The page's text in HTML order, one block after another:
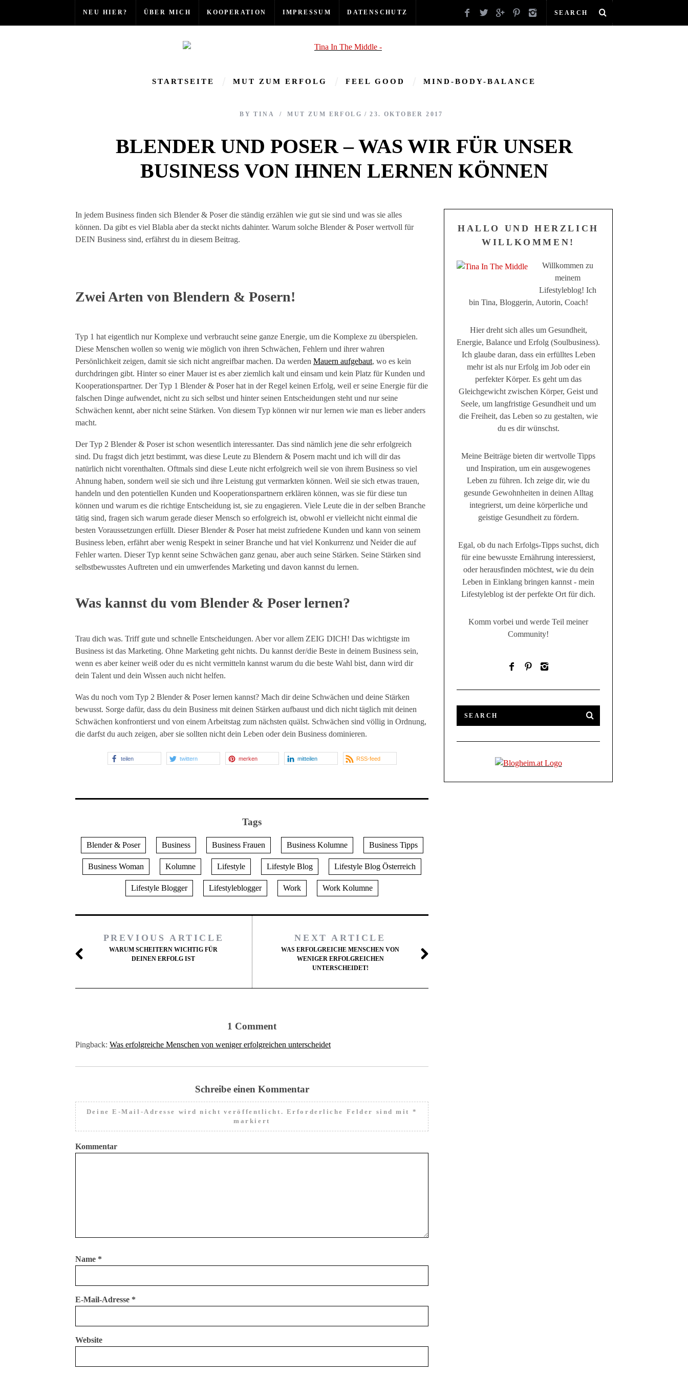
NEU HIER? ÜBER MICH KOOPERATION IMPRESSUM DATENSCHUTZ
STARTSEITE MUT ZUM ERFOLG FEEL GOOD MIND-BODY-BALANCE
BY TINA MUT ZUM ERFOLG 23. OKTOBER 2017
BLENDER UND POSER – WAS WIR FÜR UNSER
BUSINESS VON IHNEN LERNEN KÖNNEN
In jedem Business finden sich Blender & Poser die ständig erzählen wie gut sie sind und was sie alles
können. Da gibt es viel Blabla aber da steckt nichts dahinter. Warum solche Blender & Poser wertvoll für
DEIN Business sind, erfährst du in diesem Beitrag.
Zwei Arten von Blendern & Posern!
Typ 1 hat eigentlich nur Komplexe und verbraucht seine ganze Energie, um die Komplexe zu überspielen.
Diese Menschen wollen so wenig wie möglich von ihren Schwächen, Fehlern und ihrer wahren
Persönlichkeit zeigen, damit sie sich nicht angreifbar machen. Da werden Mauern aufgebaut, wo es kein
durchdringen gibt. Hinter so einer Mauer ist es aber ziemlich kalt und einsam und kein Platz für Kunden und
Kooperationspartner. Der Typ 1 Blender & Poser hat in der Regel keinen Erfolg, weil er seine Energie für die
falschen Dinge aufwendet, nicht zu sich selbst und hinter seinen Entscheidungen steht und nur seine
Schwächen kennt, aber nicht seine Stärken. Von diesem Typ können wir nur lernen wie man es lieber anders
macht.
Der Typ 2 Blender & Poser ist schon wesentlich interessanter. Das sind nämlich jene die sehr erfolgreich
sind. Du fragst dich jetzt bestimmt, was diese Leute zu Blendern & Posern macht und ich will dir das
natürlich nicht vorenthalten. Oftmals sind diese Leute nicht erfolgreich weil sie von ihrem Business so viel
Ahnung haben, sondern weil sie sich und ihre Leistung gut vermarkten können. Weil sie sich etwas trauen,
handeln und den potentiellen Kunden und Kooperationspartnern erklären können, was sie für diese tun
können und warum es die richtige Entscheidung ist, sie zu engagieren. Viele Leute die in der selben Branche
tätig sind, fragen sich warum gerade dieser Mensch so erfolgreich ist, obwohl er vielleicht nicht einmal die
besten Voraussetzungen erfüllt. Dieser Blender & Poser hat meist zufriedene Kunden und kann von seinem
Business leben, erfährt aber wenig Respekt in seiner Branche und hat viel Konkurrenz und Neider die auf
Fehler warten. Dieser Typ kennt seine Schwächen ganz genau, aber auch seine Stärken. Seine Stärken sind
selbstbewusstes Auftreten und ein umwerfendes Marketing und davon kannst du lernen.
Was kannst du vom Blender & Poser lernen?
Trau dich was. Triff gute und schnelle Entscheidungen. Aber vor allem ZEIG DICH! Das wichtigste im
Business ist das Marketing. Ohne Marketing geht nichts. Du kannst der/die Beste in deinem Business sein,
wenn es aber keiner weiß oder du es nicht vermitteln kannst warum du die beste Wahl bist, dann wird dir
dein Talent und dein Wissen auch nicht helfen.
Was du noch vom Typ 2 Blender & Poser lernen kannst? Mach dir deine Schwächen und deine Stärken
bewusst. Sorge dafür, dass du dein Business mit deinen Stärken aufbaust und dich nicht täglich mit deinen
Schwächen konfrontierst und von einem Arbeitstag zum nächsten quälst. Schwächen sind völlig in Ordnung,
die darfst du auch zeigen, aber sie sollten nicht dein Leben oder dein Business dominieren.
teilen twittern merken mitteilen RSS-feed
Tags
Blender & Poser Business Business Frauen Business Kolumne Business Tipps
Business Woman Kolumne Lifestyle Lifestyle Blog Lifestyle Blog Österreich
Lifestyle Blogger Lifestyleblogger Work Work Kolumne
PREVIOUS ARTICLE
WARUM SCHEITERN WICHTIG FÜR
DEINEN ERFOLG IST
NEXT ARTICLE
WAS ERFOLGREICHE MENSCHEN VON
WENIGER ERFOLGREICHEN
UNTERSCHEIDET!
1 Comment
Pingback: Was erfolgreiche Menschen von weniger erfolgreichen unterscheidet
Schreibe einen Kommentar
Deine E-Mail-Adresse wird nicht veröffentlicht. Erforderliche Felder sind mit *
markiert
Kommentar
Name *
E-Mail-Adresse *
Website
HALLO UND HERZLICH
WILLKOMMEN!
Willkommen zu
meinem
Lifestyleblog! Ich
bin Tina, Bloggerin, Autorin, Coach!
Hier dreht sich alles um Gesundheit,
Energie, Balance und Erfolg (Soulbusiness).
Ich glaube daran, dass ein erfülltes Leben
mehr ist als nur Erfolg im Job oder ein
perfekter Körper. Es geht um das
Gleichgewicht zwischen Körper, Geist und
Seele, um langfristige Gesundheit und um
die Freiheit, das Leben so zu gestalten, wie
du es dir wünschst.
Meine Beiträge bieten dir wertvolle Tipps
und Inspiration, um ein ausgewogenes
Leben zu führen. Ich zeige dir, wie du
gesunde Gewohnheiten in deinen Alltag
integrierst, um deine körperliche und
geistige Gesundheit zu fördern.
Egal, ob du nach Erfolgs-Tipps suchst, dich
für eine bewusste Ernährung interessierst,
oder herausfinden möchtest, wie du dein
Leben in Einklang bringen kannst - mein
Lifestyleblog ist der perfekte Ort für dich.
Komm vorbei und werde Teil meiner
Community!